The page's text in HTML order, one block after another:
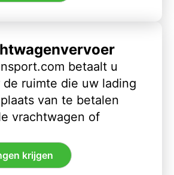
betaalt u
de ruimte die uw lading
van te betalen
vrachtwagen of
krijgen